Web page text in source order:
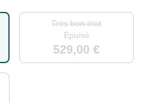
Très bon état
Épuisé
529,00 €